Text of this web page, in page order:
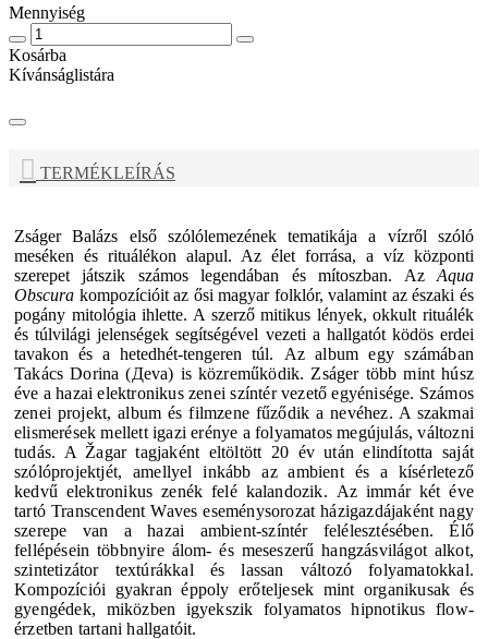
Mennyiség
Kosárba
Kívánságlistára
TERMÉKLEÍRÁS
Zságer Balázs első szólólemezének tematikája a vízről szóló
meséken és rituálékon alapul. Az élet forrása, a víz központi
szerepet játszik számos legendában és mítoszban. Az Aqua
Obscura kompozícióit az ősi magyar folklór, valamint az északi és
pogány mitológia ihlette. A szerző mitikus lények, okkult rituálék
és túlvilági jelenségek segítségével vezeti a hallgatót ködös erdei
tavakon és a hetedhét-tengeren túl. Az album egy számában
Takács Dorina (Дeva) is közreműködik. Zságer több mint húsz
éve a hazai elektronikus zenei színtér vezető egyénisége. Számos
zenei projekt, album és filmzene fűződik a nevéhez. A szakmai
elismerések mellett igazi erénye a folyamatos megújulás, változni
tudás. A Žagar tagjaként eltöltött 20 év után elindította saját
szólóprojektjét, amellyel inkább az ambient és a kísérletező
kedvű elektronikus zenék felé kalandozik. Az immár két éve
tartó Transcendent Waves eseménysorozat házigazdájaként nagy
szerepe van a hazai ambient-színtér felélesztésében. Élő
fellépésein többnyire álom- és meseszerű hangzásvilágot alkot,
szintetizátor textúrákkal és lassan változó folyamatokkal.
Kompozíciói gyakran éppoly erőteljesek mint organikusak és
gyengédek, miközben igyekszik folyamatos hipnotikus flow-
érzetben tartani hallgatóit.